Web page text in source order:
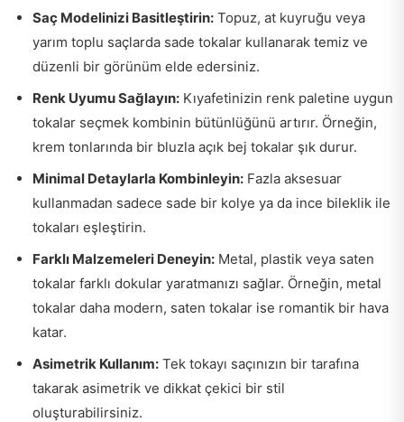
Saç Modelinizi Basitleştirin: Topuz, at kuyruğu veya
yarım toplu saçlarda sade tokalar kullanarak temiz ve
düzenli bir görünüm elde edersiniz.
Renk Uyumu Sağlayın: Kıyafetinizin renk paletine uygun
tokalar seçmek kombinin bütünlüğünü artırır. Örneğin,
krem tonlarında bir bluzla açık bej tokalar şık durur.
Minimal Detaylarla Kombinleyin: Fazla aksesuar
kullanmadan sadece sade bir kolye ya da ince bileklik ile
tokaları eşleştirin.
Farklı Malzemeleri Deneyin: Metal, plastik veya saten
tokalar farklı dokular yaratmanızı sağlar. Örneğin, metal
tokalar daha modern, saten tokalar ise romantik bir hava
katar.
Asimetrik Kullanım: Tek tokayı saçınızın bir tarafına
takarak asimetrik ve dikkat çekici bir stil
oluşturabilirsiniz.